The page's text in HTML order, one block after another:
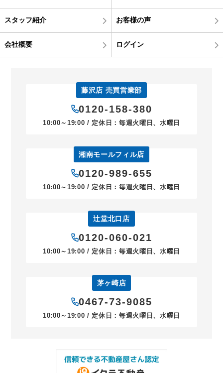
スタッフ紹介 お客様の声
会社概要 ログイン
藤沢店 売買営業部
0120-158-380
10:00～19:00 / 定休日：毎週火曜日、水曜日
湘南モールフィル店
0120-989-655
10:00～19:00 / 定休日：毎週火曜日、水曜日
辻堂北口店
0120-060-021
10:00～19:00 / 定休日：毎週火曜日、水曜日
茅ヶ崎店
0467-73-9085
10:00～19:00 / 定休日：毎週火曜日、水曜日